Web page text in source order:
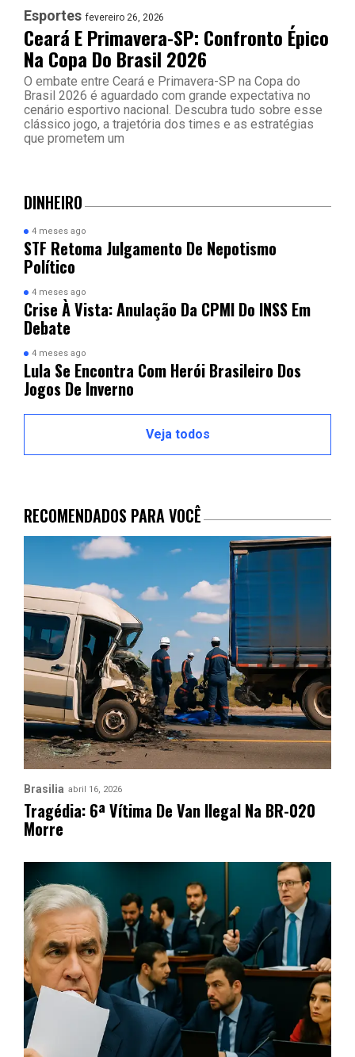
Esportes fevereiro 26, 2026
Ceará E Primavera-SP: Confronto Épico
Na Copa Do Brasil 2026
O embate entre Ceará e Primavera-SP na Copa do
Brasil 2026 é aguardado com grande expectativa no
cenário esportivo nacional. Descubra tudo sobre esse
clássico jogo, a trajetória dos times e as estratégias
que prometem um
DINHEIRO
4 meses ago
STF Retoma Julgamento De Nepotismo
Político
4 meses ago
Crise À Vista: Anulação Da CPMI Do INSS Em
Debate
4 meses ago
Lula Se Encontra Com Herói Brasileiro Dos
Jogos De Inverno
Veja todos
RECOMENDADOS PARA VOCÊ
Brasilia abril 16, 2026
Tragédia: 6ª Vítima De Van Ilegal Na BR-020
Morre